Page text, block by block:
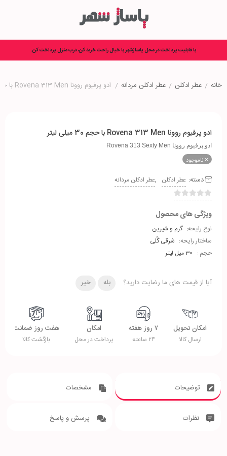
با قابلیت پرداخت در محل پاساژشهر با خیال راحت خرید کن، درب منزل پرداخت کن.
خانه / عطر ادکلن / عطر ادکلن مردانه / ادو پرفیوم روونا Rovena 313 Men با حجم 30 میلی لیتر
ادو پرفیوم روونا Rovena 313 Men با حجم 30 میلی لیتر
ناموجود
ادو پرفیوم روونا Rovena 313 Sexty Men
دسته: عطر ادکلن ,عطر ادکلن مردانه
ویژگی های محصول
نوع رایحه: گرم و شیرین
ساختار رایحه: شرقی گُلی
حجم :
آیا از قیمت های ما رضایت دارید؟ بله خیر
امکان تحویل
ارسال کالا
۷ روز هفته
۲۴ ساعته
امکان
پرداخت در محل
هفت روز ضمانت
بازگشت کالا
توضیحات مشخصات
نظرات پرسش و پاسخ